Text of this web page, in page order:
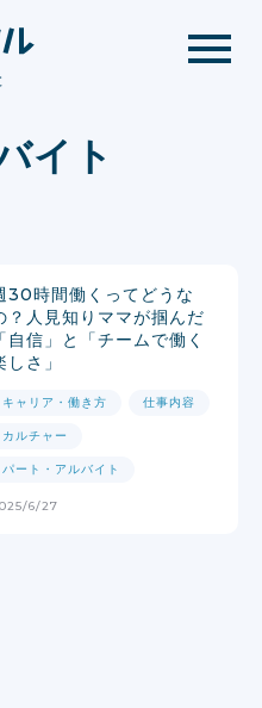
イト
30時間働くってどうな
？人見知りママが掴んだ
「自信」と「チームで働く
しさ」
キャリア・働き方 仕事内容
カルチャー
パート・アルバイト
6/27